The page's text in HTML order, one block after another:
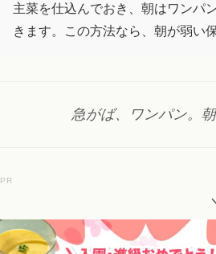
主菜を仕込んでおき、朝はワンパ
きます。この方法なら、朝が弱い
急がば、ワンパン。
PR